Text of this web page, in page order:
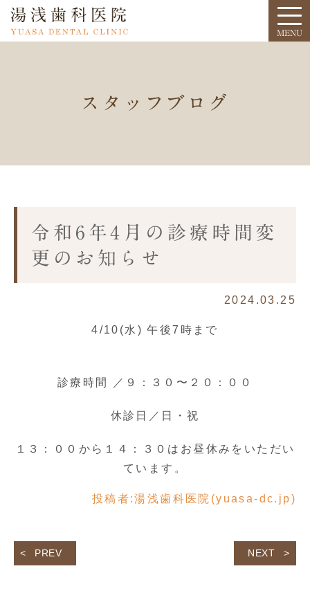
スタッフブログ
令和6年4月の診療時間変
更のお知らせ
2024.03.25
4/10(水) 午後7時まで
診療時間 ／９：３０〜２０：００
休診日／日・祝
１３：００から１４：３０はお昼休みをいただい
ています。
投稿者:湯浅歯科医院(yuasa-dc.jp)
PREV NEXT